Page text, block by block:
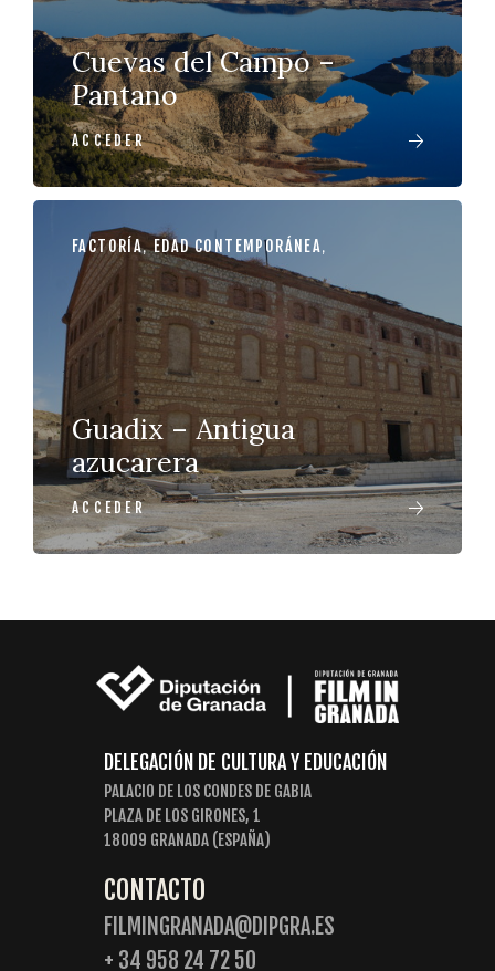
Cuevas del Campo –
Pantano
ACCEDER
FACTORÍA,EDAD CONTEMPORÁNEA,
Guadix – Antigua
azucarera
ACCEDER
DELEGACIÓN DE CULTURA Y EDUCACIÓN
PALACIO DE LOS CONDES DE GABIA
PLAZA DE LOS GIRONES, 1
18009 GRANADA (ESPAÑA)
CONTACTO
FILMINGRANADA@DIPGRA.ES
+ 34 958 24 72 50